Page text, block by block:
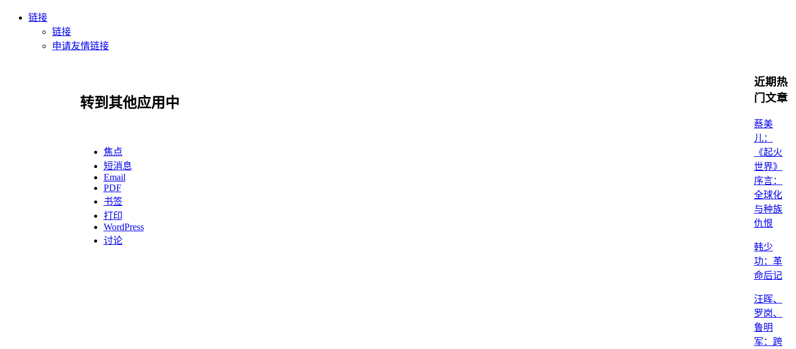
链接
链接
申请友情链接
转到其他应用中
焦点
短消息
Email
PDF
书签
打印
WordPress
讨论
近期热
门文章
蔡美
儿：
《起火
世界》
序言：
全球化
与种族
仇恨
韩少
功：革
命后记
汪晖、
罗岗、
鲁明
军：跨